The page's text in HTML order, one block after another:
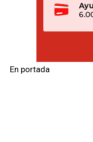
En portada